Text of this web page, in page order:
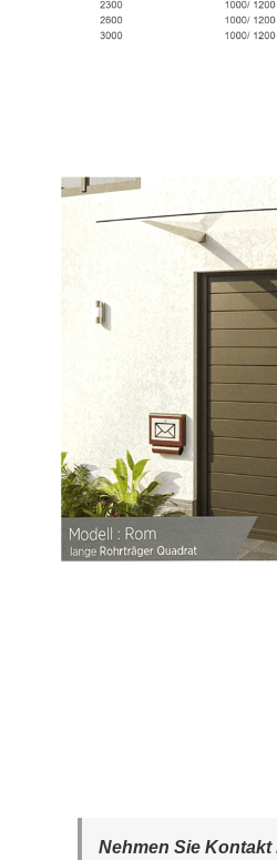
Nehmen Sie Kontakt